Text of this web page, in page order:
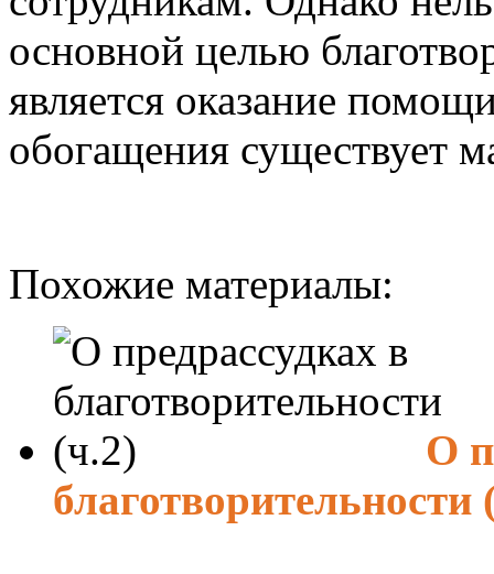
основной целью
является оказание
обогащения существует
Похожие материалы:
О
благотворительности